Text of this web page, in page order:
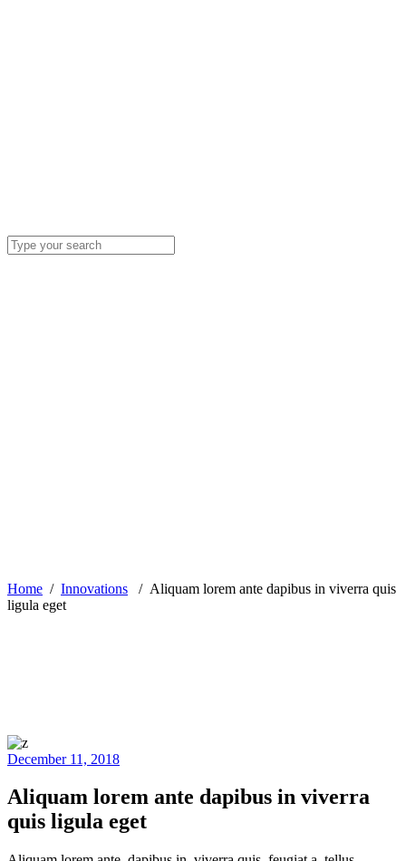
Home / Innovations / Aliquam lorem ante dapibus in viverra quis
ligula eget
December 11, 2018
Aliquam lorem ante dapibus in viverra
quis ligula eget